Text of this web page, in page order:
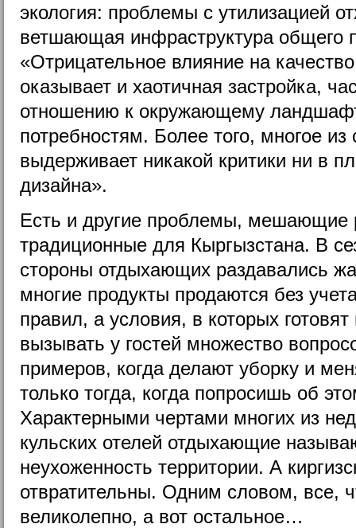
экология: проблемы с утилизацией
ветшающая инфраструктура общего
«Отрицательное влияние на
оказывает и хаотичная застройка,
отношению к окружающему
потребностям. Более того, многое из
выдерживает никакой критики ни в
дизайна».
Есть и другие проблемы, мешающие
традиционные для Кыргызстана. В
стороны отдыхающих раздавались
многие продукты продаются без
правил, а условия, в которых
вызывать у гостей множество
примеров, когда делают уборку и
только тогда, когда попросишь об
Характерными чертами многих из
кульских отелей отдыхающие
неухоженность территории. А
отвратительны. Одним словом, все,
великолепно, а вот остальное…